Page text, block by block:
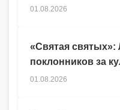
01.08.2026
«Святая святых»:
поклонников за
01.08.2026